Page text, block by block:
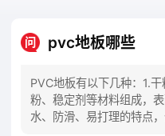
问 pvc地板哪些
PVC地板有以下几种：1.
粉、稳定剂等材料组成，
水、防滑、易打理的特点